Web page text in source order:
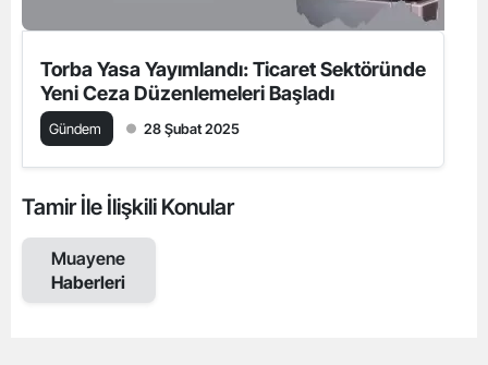
Torba Yasa Yayımlandı: Ticaret Sektöründe
Yeni Ceza Düzenlemeleri Başladı
Gündem 28 Şubat 2025
Tamir İle İlişkili Konular
Muayene
Haberleri